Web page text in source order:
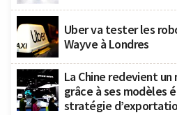
Uber va tester les
Wayve à Londres
La Chine redevient un
grâce à ses modèles
stratégie